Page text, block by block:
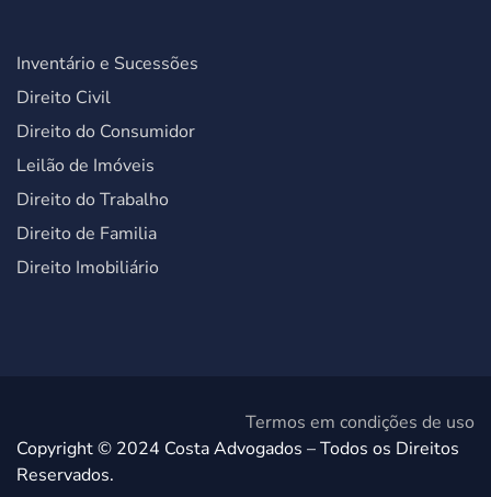
Inventário e Sucessões
Direito Civil
Direito do Consumidor
Leilão de Imóveis
Direito do Trabalho
Direito de Familia
Direito Imobiliário
Termos em condições de uso
Copyright © 2024 Costa Advogados – Todos os Direitos
Reservados.